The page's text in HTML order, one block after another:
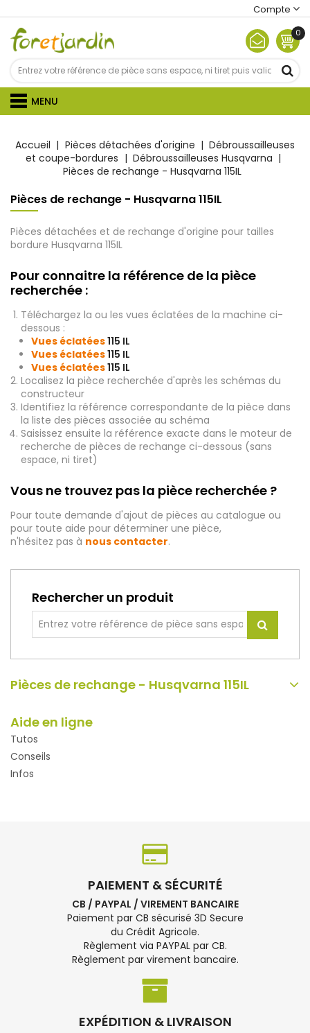
Compte
0
MENU
Accueil Pièces détachées d'origine
Débroussailleuses
et coupe-bordures
Débroussailleuses Husqvarna
Pièces de rechange - Husqvarna 115IL
Pièces de rechange - Husqvarna 115IL
Pièces détachées et de rechange d'origine pour tailles
bordure Husqvarna 115IL
Pour connaitre la référence de la pièce
recherchée :
Téléchargez la ou les vues éclatées de la machine ci-
dessous :
Vues éclatées115 IL
Vues éclatées115 IL
Vues éclatées115 IL
Localisez la pièce recherchée d'après les schémas du
constructeur
Identifiez la référence correspondante de la pièce dans
la liste des pièces associée au schéma
Saisissez ensuite la référence exacte dans le moteur de
recherche de pièces de rechange ci-dessous (sans
espace, ni tiret)
Vous ne trouvez pas la pièce recherchée ?
Pour toute demande d'ajout de pièces au catalogue ou
pour toute aide pour déterminer une pièce,
n'hésitez pas à nous contacter.
Rechercher un produit
Pièces de rechange - Husqvarna 115IL
Aide en ligne
Tutos
Conseils
Infos
PAIEMENT & SÉCURITÉ
CB / PAYPAL / VIREMENT BANCAIRE
Paiement par CB sécurisé 3D Secure
du Crédit Agricole.
Règlement via PAYPAL par CB.
Règlement par virement bancaire.
EXPÉDITION & LIVRAISON